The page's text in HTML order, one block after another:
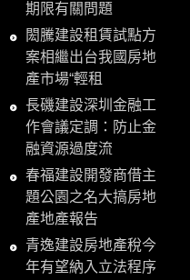
期限有關問題
閎騰建設租賃試點方
案相繼出台我國房地
產市場“輕租
長磯建設深圳金融工
作會議定調：防止金
融資源過度流
春福建設開發商借主
題公園之名大搞房地
產地產報告
青逸建設房地產稅今
年有望納入立法程序